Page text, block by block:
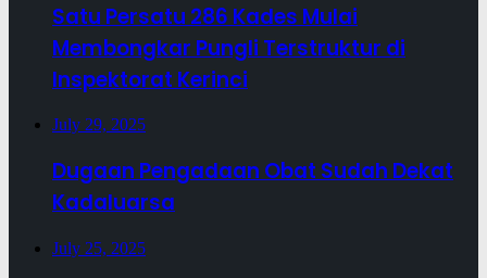
Satu Persatu 286 Kades Mulai
Membongkar Pungli Terstruktur di
Inspektorat Kerinci
July 29, 2025
Dugaan Pengadaan Obat Sudah Dekat
Kadaluarsa
July 25, 2025